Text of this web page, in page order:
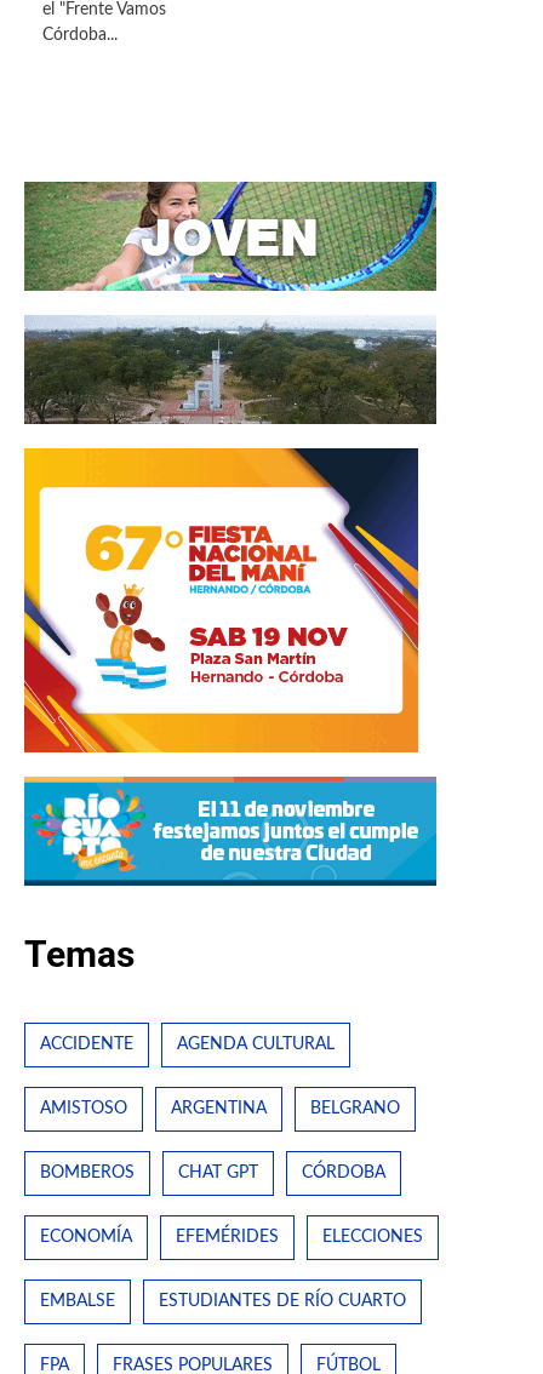
el "Frente Vamos
Córdoba...
Temas
ACCIDENTE AGENDA CULTURAL
AMISTOSO ARGENTINA BELGRANO
BOMBEROS CHAT GPT CÓRDOBA
ECONOMÍA EFEMÉRIDES ELECCIONES
EMBALSE ESTUDIANTES DE RÍO CUARTO
FPA FRASES POPULARES FÚTBOL